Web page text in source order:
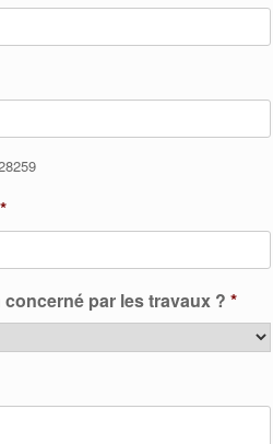
*
concerné par les travaux ? *